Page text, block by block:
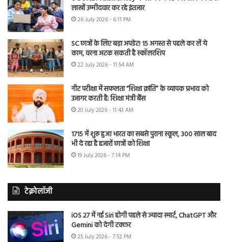
लाखों उम्मीदवार कर रहे इंतजार
26 July 2026 - 6:11 PM
SC छात्रों के लिए बड़ा अपडेट! 15 अगस्त से पहले कर लें ये
काम, वरना अटक सकती है स्कॉलरशिप
22 July 2026 - 11:54 AM
नीट परीक्षा में सफलता “शिक्षा क्रांति” के व्यापक प्रभाव को
उजागर करती है: शिक्षा मंत्री बैंस
20 July 2026 - 11:43 AM
1715 में शुरू हुआ भारत का सबसे पुराना स्कूल, 300 साल बाद
भी दे रहा है हजारों छात्रों को शिक्षा
19 July 2026 - 7:14 PM
टेक्नोलॉजी
iOS 27 में नई Siri होगी पहले से ज्यादा स्मार्ट, ChatGPT और
Gemini को देगी टक्कर
25 July 2026 - 7:52 PM